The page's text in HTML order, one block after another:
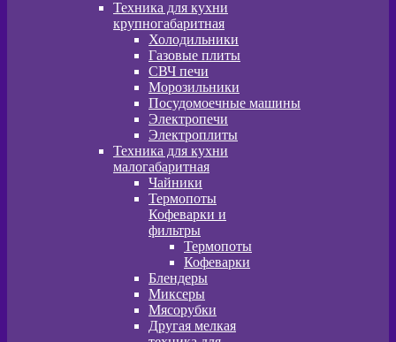
Техника для кухни
крупногабаритная
Холодильники
Газовые плиты
СВЧ печи
Морозильники
Посудомоечные машины
Электропечи
Электроплиты
Техника для кухни
малогабаритная
Чайники
Термопоты
Кофеварки и
фильтры
Термопоты
Кофеварки
Блендеры
Миксеры
Мясорубки
Другая мелкая